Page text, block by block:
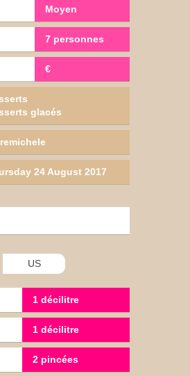
Moyen
7 personnes
€
glacés
24 August 2017
US
1 décilitre
1 décilitre
2 pincées